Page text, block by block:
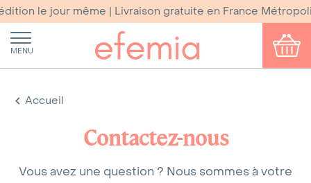
le jour même | Livraison gratuite en France
MENU
Accueil
Contactez-nous
Vous avez une question ? Nous sommes à votre